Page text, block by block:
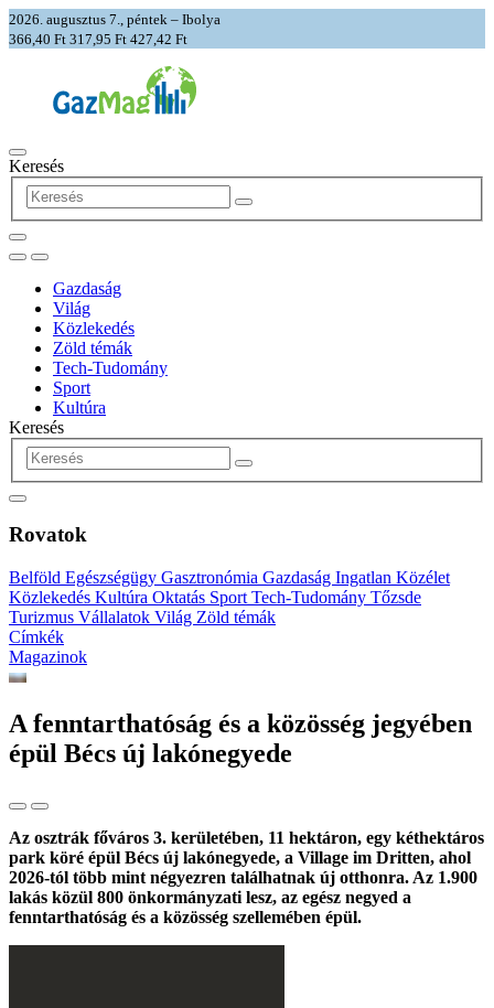
2026. augusztus 7., péntek – Ibolya
366,40 Ft 317,95 Ft 427,42 Ft
Keresés
Gazdaság
Világ
Közlekedés
Zöld témák
Tech-Tudomány
Sport
Kultúra
Keresés
Rovatok
Belföld Egészségügy Gasztronómia Gazdaság Ingatlan Közélet
Közlekedés Kultúra Oktatás Sport Tech-Tudomány Tőzsde
Turizmus Vállalatok Világ Zöld témák
Címkék
Magazinok
A fenntarthatóság és a közösség jegyében
épül Bécs új lakónegyede
Az osztrák főváros 3. kerületében, 11 hektáron, egy kéthektáros
park köré épül Bécs új lakónegyede, a Village im Dritten, ahol
2026-tól több mint négyezren találhatnak új otthonra. Az 1.900
lakás közül 800 önkormányzati lesz, az egész negyed a
fenntarthatóság és a közösség szellemében épül.